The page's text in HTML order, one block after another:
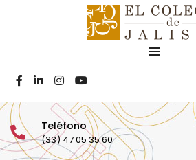
Dr. Hervin
Teléfono
(33) 47 05 35 60